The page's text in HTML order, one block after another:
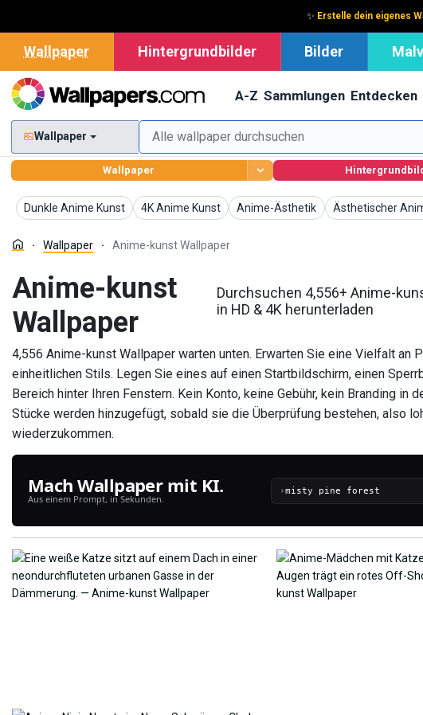
✨ Erstelle dein eigenes
Wallpaper Hintergrundbilder Bilder
A-Z Sammlungen Entdecken
Wallpaper
Wallpaper
Dunkle Anime Kunst
Wallpaper 4K Anime Kunst
Wallpaper Anime-Ästhetik
Wallpaper Ästhetischer
Wallpaper
Wallpaper Anime-kunst Wallpaper
Anime-kunst
Wallpaper
Durchsuchen 4,556+ Anime-
in HD & 4K herunterladen
4,556 Anime-kunst Wallpaper warten unten. Erwarten Sie eine Vielfalt an
einheitlichen Stils. Legen Sie eines auf einen Startbildschirm, einen
Bereich hinter Ihren Fenstern. Kein Konto, keine Gebühr, kein Branding in
Stücke werden hinzugefügt, sobald sie die Überprüfung bestehen, also
wiederzukommen.
Mach Wallpaper mit KI.
Aus einem Prompt, in Sekunden.
›